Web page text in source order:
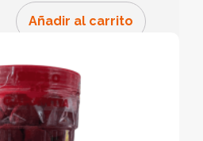
Añadir al carrito